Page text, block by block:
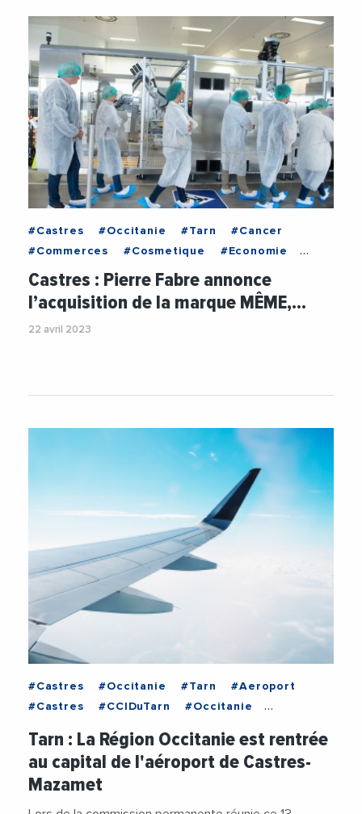
#Castres #Occitanie #Tarn
#Cancer
#Commerces
#Cosmetique
#Economie
#Maquillage
#Partenariat
Castres : Pierre Fabre annonce
l’acquisition de la marque MÊME,…
22 avril 2023
#Castres #Occitanie #Tarn
#Aeroport
#Castres
#CCIDuTarn
#Occitanie
Tarn : La Région Occitanie est rentrée
au capital de l'aéroport de Castres-
Mazamet